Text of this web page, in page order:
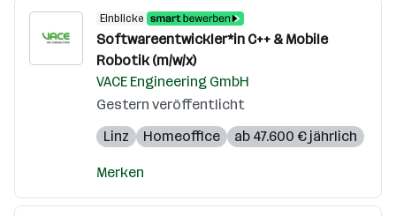
Einblicke
Softwareentwickler*in C++ & Mobile
Robotik (m/w/x)
VACE Engineering GmbH
Gestern veröffentlicht
Linz
Homeoffice ab 47.600 € jährlich
Merken